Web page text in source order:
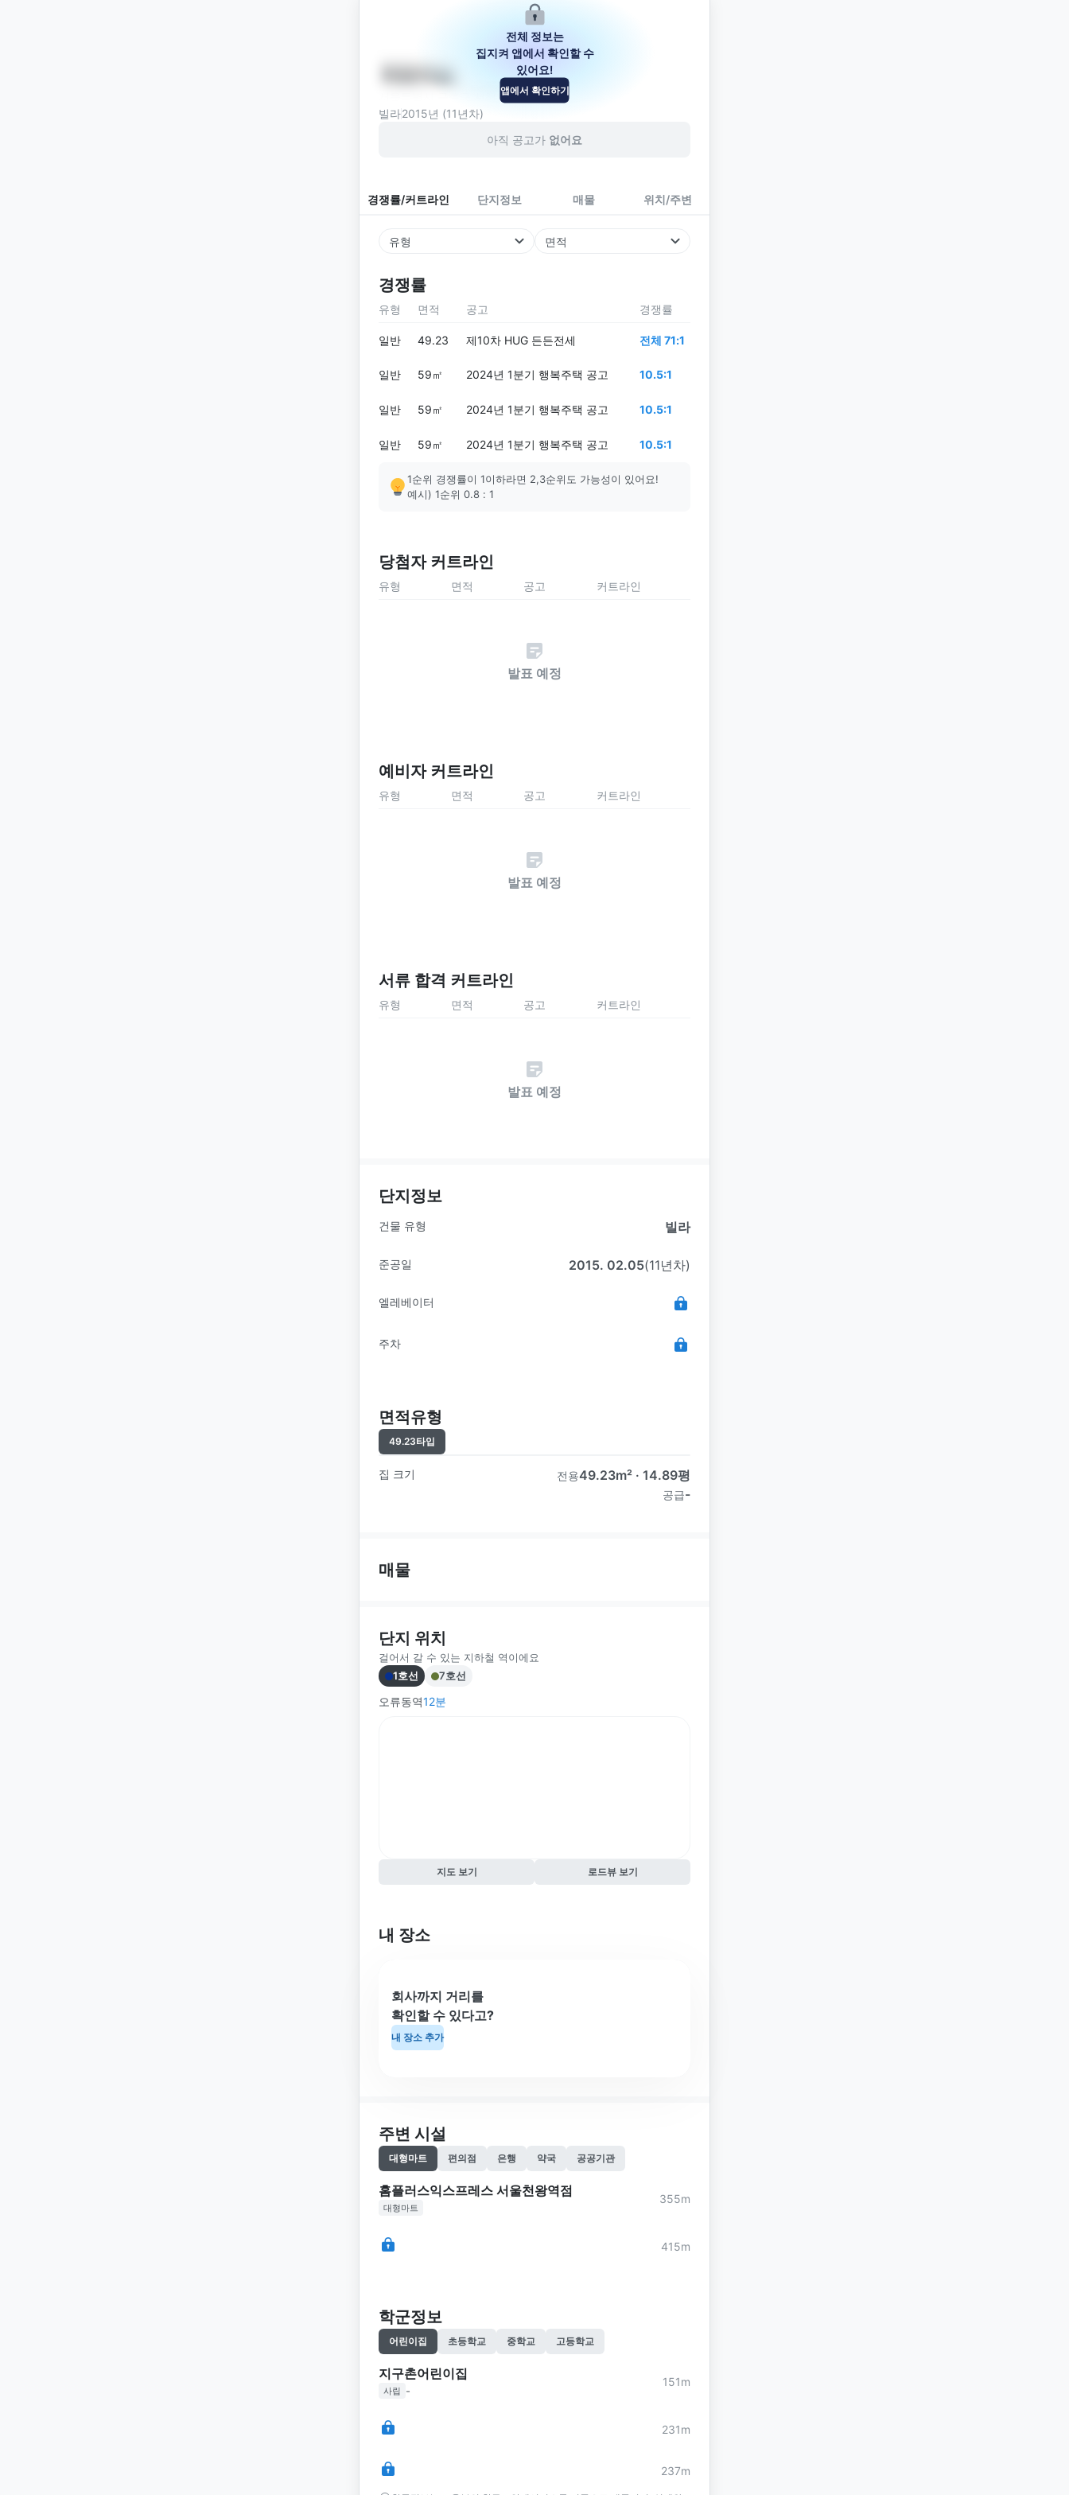
서울특별시 구로구 서해안로 2261-9
빌라2015년 (11년차)
아직 공고가 없어요
경쟁률/커트라인 단지정보 매물 위치/주변
유형 면적
경쟁률
전체 정보는
집지켜 앱에서 확인할 수
있어요!
앱에서 확인하기
유형 면적 공고 경쟁률
일반 49.23 제10차 HUG 든든전세 전체 71:1
일반 59㎡ 2024년 1분기 행복주택 공고 10.5:1
일반 59㎡ 2024년 1분기 행복주택 공고 10.5:1
일반 59㎡ 2024년 1분기 행복주택 공고 10.5:1
1순위 경쟁률이 1이하라면 2,3순위도 가능성이 있어요!
예시) 1순위 0.8 : 1
당첨자 커트라인
유형 면적 공고 커트라인
발표 예정
예비자 커트라인
유형 면적 공고 커트라인
발표 예정
서류 합격 커트라인
유형 면적 공고 커트라인
발표 예정
단지정보
건물 유형 빌라
준공일 2015. 02.05(11년차)
엘레베이터
주차
면적유형
49.23타입
집 크기 전용49.23m² · 14.89평
공급-
매물
단지 위치
걸어서 갈 수 있는 지하철 역이에요
1호선
7호선
오류동역12분
지도 보기 로드뷰 보기
내 장소
회사까지 거리를
확인할 수 있다고?
내 장소 추가
주변 시설
대형마트 편의점 은행 약국 공공기관
홈플러스익스프레스 서울천왕역점
대형마트
355m
415m
학군정보
어린이집 초등학교 중학교 고등학교
지구촌어린이집
사립 -
151m
231m
237m